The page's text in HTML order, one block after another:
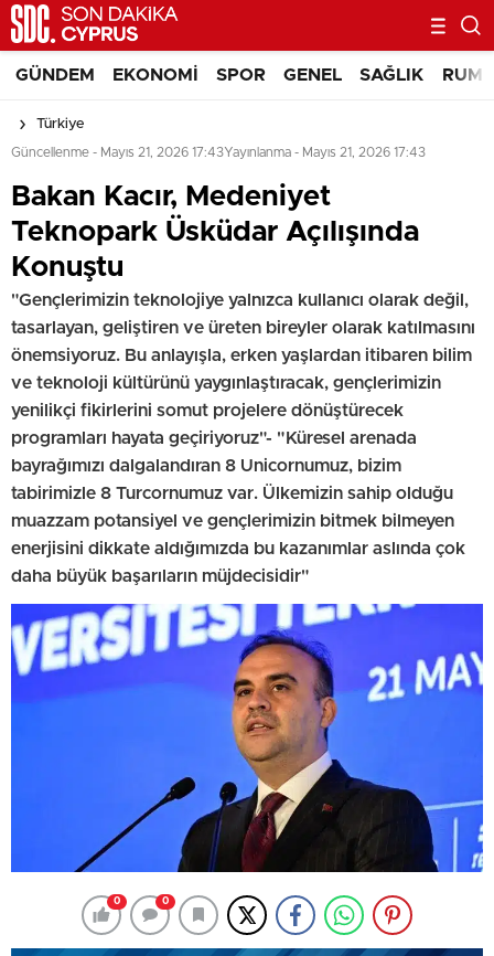
GÜNDEM EKONOMI SPOR GENEL SAĞLIK RUM
Türkiye
Güncellenme - Mayıs 21, 2026 17:43Yayınlanma - Mayıs 21, 2026 17:43
Bakan Kacır, Medeniyet
Teknopark Üsküdar Açılışında
Konuştu
"Gençlerimizin teknolojiye yalnızca kullanıcı olarak değil,
tasarlayan, geliştiren ve üreten bireyler olarak katılmasını
önemsiyoruz. Bu anlayışla, erken yaşlardan itibaren bilim
ve teknoloji kültürünü yaygınlaştıracak, gençlerimizin
yenilikçi fikirlerini somut projelere dönüştürecek
programları hayata geçiriyoruz"- "Küresel arenada
bayrağımızı dalgalandıran 8 Unicornumuz, bizim
tabirimizle 8 Turcornumuz var. Ülkemizin sahip olduğu
muazzam potansiyel ve gençlerimizin bitmek bilmeyen
enerjisini dikkate aldığımızda bu kazanımlar aslında çok
daha büyük başarıların müjdecisidir"
0 0